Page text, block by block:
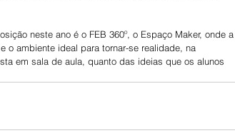
neste ano é o FEB 360º, o Espaço Maker, onde a
o ambiente ideal para tornar-se realidade, na
em sala de aula, quanto das ideias que os alunos